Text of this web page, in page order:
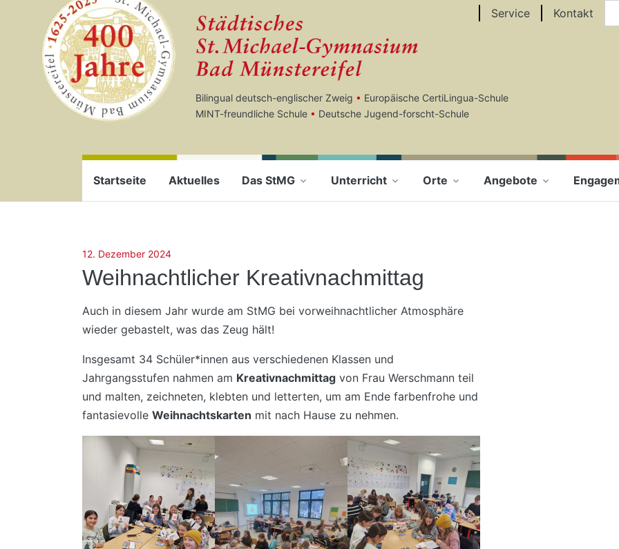
Zum Seiteninhalt springen
Bilingual deutsch-englischer Zweig • Europäische CertiLingua-Schule
MINT-freundliche Schule • Deutsche Jugend-forscht-Schule
Startseite Aktuelles Das StMG Unterricht Orte Angebote
Service Kontakt
12. Dezember 2024
Weihnachtlicher Kreativnachmittag
Auch in diesem Jahr wurde am StMG bei vorweihnachtlicher Atmosphäre
wieder gebastelt, was das Zeug hält!
Insgesamt 34 Schüler*innen aus verschiedenen Klassen und
Jahrgangsstufen nahmen am Kreativnachmittag von Frau Werschmann teil
und malten, zeichneten, klebten und letterten, um am Ende farbenfrohe und
fantasievolle Weihnachtskarten mit nach Hause zu nehmen.